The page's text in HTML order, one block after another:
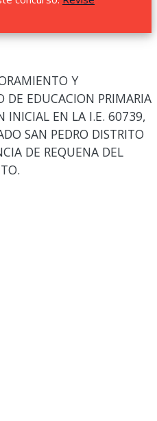
Y
DE EDUCACION PRIMARIA
INICIAL EN LA I.E. 60739,
SAN PEDRO DISTRITO
DE REQUENA DEL